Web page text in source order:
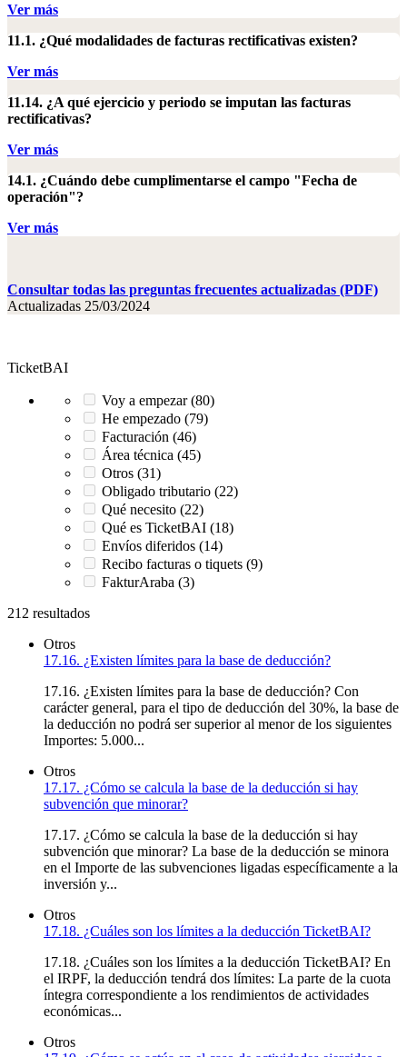
Ver más
11.1. ¿Qué modalidades de facturas rectificativas existen?
Ver más
11.14. ¿A qué ejercicio y periodo se imputan las facturas
rectificativas?
Ver más
14.1. ¿Cuándo debe cumplimentarse el campo "Fecha de
operación"?
Ver más
Consultar todas las preguntas frecuentes actualizadas (PDF)
Actualizadas 25/03/2024
TicketBAI
Voy a empezar (80)
He empezado (79)
Facturación (46)
Área técnica (45)
Otros (31)
Obligado tributario (22)
Qué necesito (22)
Qué es TicketBAI (18)
Envíos diferidos (14)
Recibo facturas o tiquets (9)
FakturAraba (3)
212 resultados
Otros
17.16. ¿Existen límites para la base de deducción?
17.16. ¿Existen límites para la base de deducción? Con
carácter general, para el tipo de deducción del 30%, la base de
la deducción no podrá ser superior al menor de los siguientes
Importes: 5.000...
Otros
17.17. ¿Cómo se calcula la base de la deducción si hay
subvención que minorar?
17.17. ¿Cómo se calcula la base de la deducción si hay
subvención que minorar? La base de la deducción se minora
en el Importe de las subvenciones ligadas específicamente a la
inversión y...
Otros
17.18. ¿Cuáles son los límites a la deducción TicketBAI?
17.18. ¿Cuáles son los límites a la deducción TicketBAI? En
el IRPF, la deducción tendrá dos límites: La parte de la cuota
íntegra correspondiente a los rendimientos de actividades
económicas...
Otros